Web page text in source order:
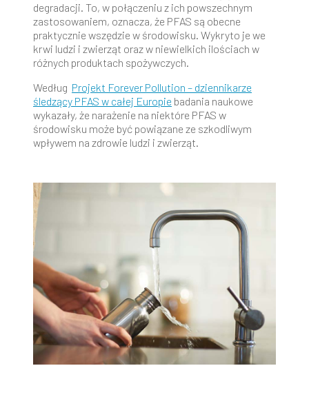
degradacji. To, w połączeniu z ich powszechnym
zastosowaniem, oznacza, że PFAS są obecne
praktycznie wszędzie w środowisku. Wykryto je we
krwi ludzi i zwierząt oraz w niewielkich ilościach w
różnych produktach spożywczych.
Według Projekt Forever Pollution – dziennikarze
śledzący PFAS w całej Europie badania naukowe
wykazały, że narażenie na niektóre PFAS w
środowisku może być powiązane ze szkodliwym
wpływem na zdrowie ludzi i zwierząt.